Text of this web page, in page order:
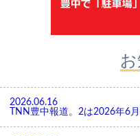
2026.06.16
TNN豊中報道。2は2026年6